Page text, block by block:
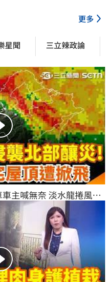
更多
星聞 三立辣政論
主喊無奈 淡水龍捲風吹
聞網 SETN.com